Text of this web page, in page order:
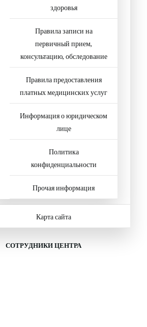
здоровья
Правила записи на
первичный прием,
консультацию, обследование
Правила предоставления
платных медицинских услуг
Информация о юридическом
лице
Политика
конфиденциальности
Прочая информация
Карта сайта
СОТРУДНИКИ ЦЕНТРА